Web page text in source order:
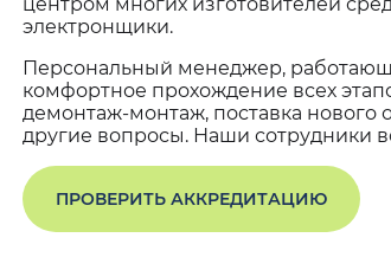
электронщики.
Персональный менеджер,
комфортное прохождение всех
демонтаж-монтаж, поставка
другие вопросы. Наши сотрудники
ПРОВЕРИТЬ АККРЕДИТАЦИЮ